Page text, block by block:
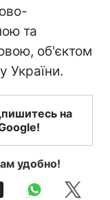
та
об'єктом
України.
на
удобно!